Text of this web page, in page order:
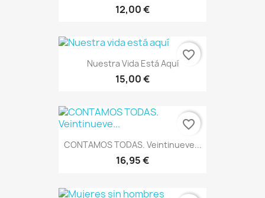
12,00 €
Nuestra Vida Está Aquí
15,00 €
favorite_border
CONTAMOS TODAS. Veintinueve...
16,95 €
favorite_border